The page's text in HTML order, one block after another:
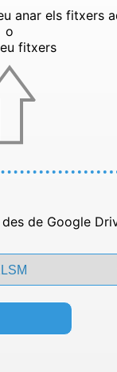
anar els fitxers
o
fitxers
de Google